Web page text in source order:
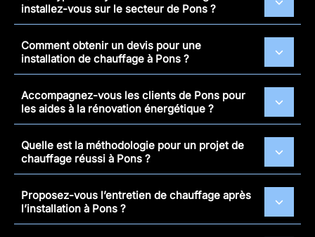
installez-vous sur le secteur de Pons ?
Comment obtenir un devis pour une
installation de chauffage à Pons ?
Accompagnez-vous les clients de Pons pour
les aides à la rénovation énergétique ?
Quelle est la méthodologie pour un projet de
chauffage réussi à Pons ?
Proposez-vous l’entretien de chauffage après
l’installation à Pons ?